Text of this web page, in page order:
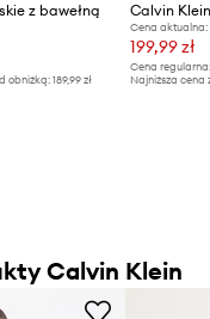
z bawełną
obniżką: 189,99 zł
Calvin
Cena aktualna:
199,99 zł
Cena regularna:
Najniższa cena
Calvin Klein